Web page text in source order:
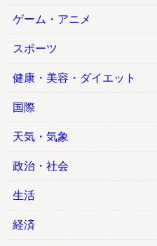
ゲーム・アニメ
スポーツ
健康・美容・ダイエット
国際
天気・気象
政治・社会
生活
経済